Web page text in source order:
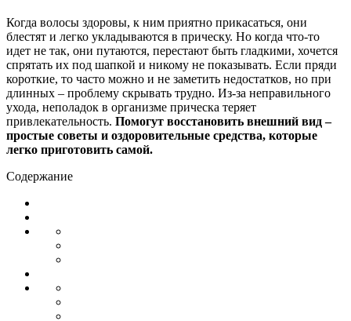
Когда волосы здоровы, к ним приятно прикасаться, они
блестят и легко укладываются в прическу. Но когда что-то
идет не так, они путаются, перестают быть гладкими, хочется
спрятать их под шапкой и никому не показывать. Если пряди
короткие, то часто можно и не заметить недостатков, но при
длинных – проблему скрывать трудно. Из-за неправильного
ухода, неполадок в организме прическа теряет
привлекательность. Помогут восстановить внешний вид –
простые советы и оздоровительные средства, которые
легко приготовить самой.
Содержание